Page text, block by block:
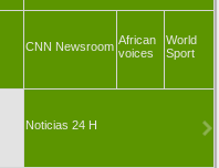
CNN Newsroom African
voices
World
Sport
Noticias 24 H